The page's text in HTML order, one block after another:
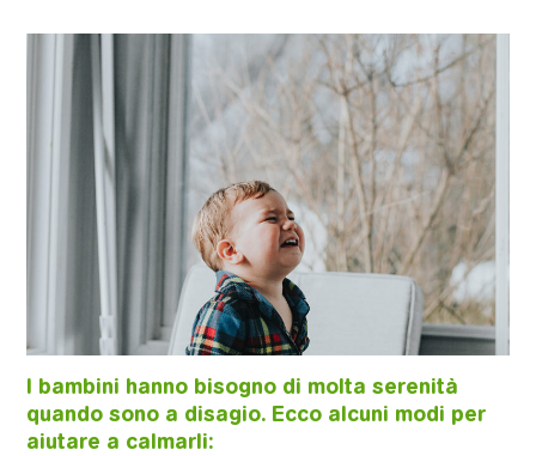
I bambini hanno bisogno di molta serenità
quando sono a disagio. Ecco alcuni modi per
aiutare a calmarli: